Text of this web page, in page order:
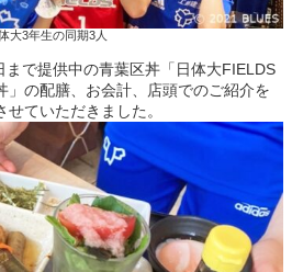
大3年生の同期3人
まで提供中の青葉区丼「日体大FIELDS
」の配膳、お会計、店頭でのご紹介を
ていただきました。